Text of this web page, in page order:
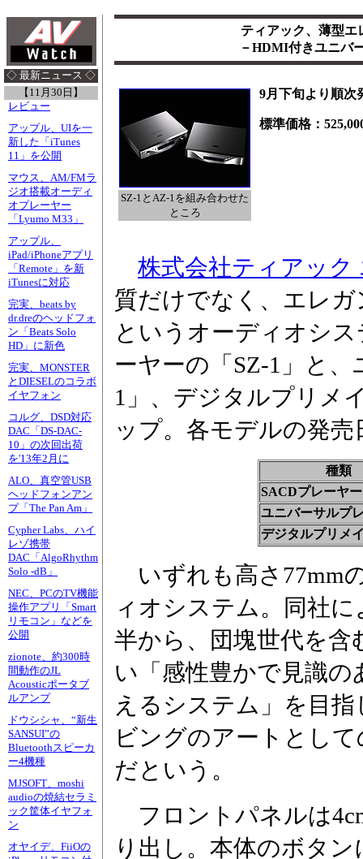
◇ 最新ニュース ◇
【11月30日】
レビュー
アップル、UIを一
新した「iTunes
11」を公開
マウス、AM/FMラ
ジオ搭載オーディ
オプレーヤー
「Lyumo M33」
アップル、
iPad/iPhoneアプリ
「Remote」を新
iTunesに対応
完実、beats by
dr.dreのヘッドフォ
ン「Beats Solo
HD」に新色
完実、MONSTER
とDIESELのコラボ
イヤフォン
コルグ、DSD対応
DAC「DS-DAC-
10」の次回出荷
を'13年2月に
ALO、真空管USB
ヘッドフォンアン
プ「The Pan Am」
Cypher Labs、ハイ
レゾ携帯
DAC「AlgoRhythm
Solo -dB」
NEC、PCのTV機能
操作アプリ「Smart
リモコン」などを
公開
zionote、約300時
間動作のJL
Acousticポータブ
ルアンプ
ドウシシャ、“新生
SANSUI”の
Bluetoothスピーカ
ー4機種
MJSOFT、moshi
audioの焼結セラミ
ック筐体イヤフォ
ン
オヤイデ、FiiOの
ティアック、薄型エ
－HDMI付きユニバ
SZ-1とAZ-1を組み合わせた
ところ
9月下旬より順次
標準価格：
株式会社ティアッ
質だけでなく、エレ
というオーディオシ
ーヤーの「SZ-1」と
1」、デジタルプリメ
ップ。各モデルの発
種類
SACDプレーヤー
ユニバーサルプ
デジタルプリメ
いずれも高さ77mm
ィオシステム。同社
半から、団塊世代を含
い「感性豊かで見識
えるシステム」を目
ビングのアートとし
だという。
フロントパネルは
り出し。本体のボタ